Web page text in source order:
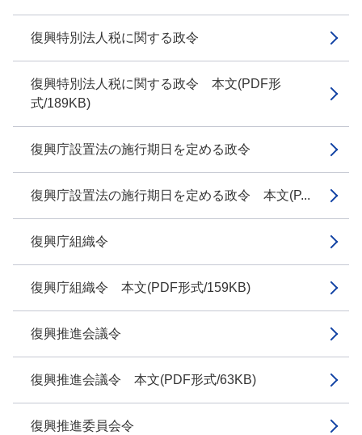
復興特別法人税に関する政令
復興特別法人税に関する政令 本文(PDF形
式/189KB)
復興庁設置法の施行期日を定める政令
復興庁設置法の施行期日を定める政令 本文(P...
復興庁組織令
復興庁組織令 本文(PDF形式/159KB)
復興推進会議令
復興推進会議令 本文(PDF形式/63KB)
復興推進委員会令